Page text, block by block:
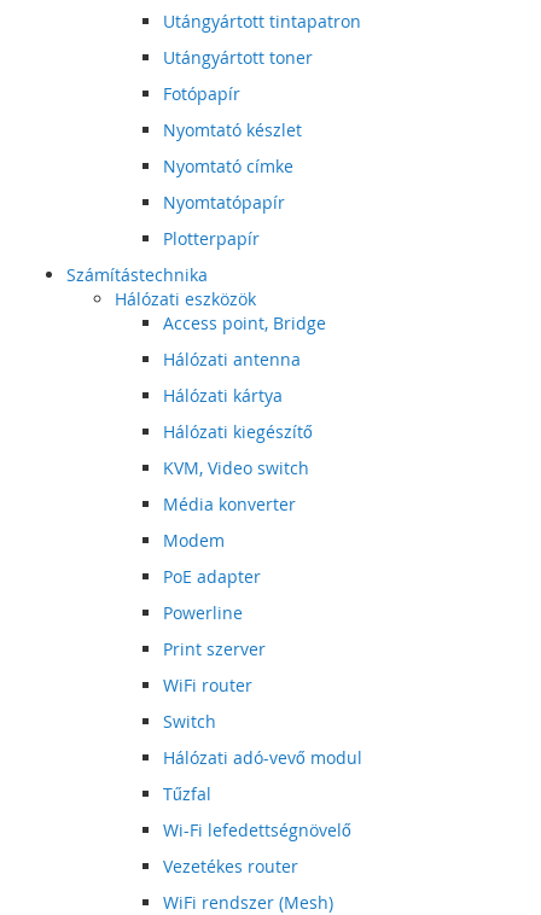
Utángyártott tintapatron
Utángyártott toner
Fotópapír
Nyomtató készlet
Nyomtató címke
Nyomtatópapír
Plotterpapír
Számítástechnika
Hálózati eszközök
Access point, Bridge
Hálózati antenna
Hálózati kártya
Hálózati kiegészítő
KVM, Video switch
Média konverter
Modem
PoE adapter
Powerline
Print szerver
WiFi router
Switch
Hálózati adó-vevő modul
Tűzfal
Wi-Fi lefedettségnövelő
Vezetékes router
WiFi rendszer (Mesh)